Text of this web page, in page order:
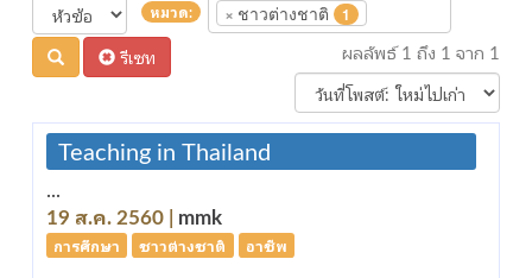
หมวด: × ชาวต่างชาติ 1
รีเซท ผลลัพธ์ 1 ถึง 1 จาก 1
Teaching in Thailand
...
19 ส.ค. 2560 | mmk
การศึกษา ชาวต่างชาติ อาชีพ